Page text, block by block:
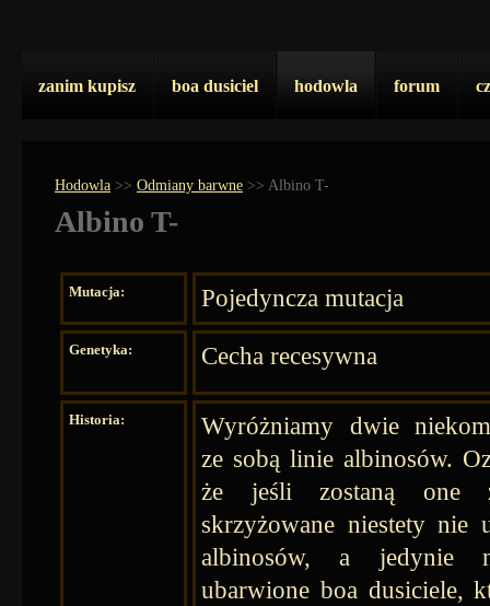
zanim kupisz boa dusiciel hodowla forum
Hodowla >> Odmiany barwne >> Albino T-
Albino T-
Mutacja: Pojedyncza mutacja
Genetyka: Cecha recesywna
Historia:
Wyróżniamy dwie
ze sobą linie albinosów.
że jeśli zostaną one
skrzyżowane niestety nie
albinosów, a jedynie
ubarwione boa dusiciele,